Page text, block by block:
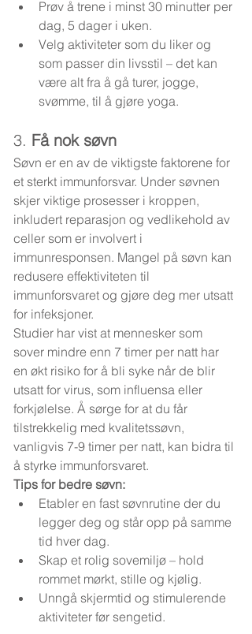
Prøv å trene i minst 30 minutter per
dag, 5 dager i uken.
Velg aktiviteter som du liker og
som passer din livsstil – det kan
være alt fra å gå turer, jogge,
svømme, til å gjøre yoga.
3. Få nok søvn
Søvn er en av de viktigste faktorene for
et sterkt immunforsvar. Under søvnen
skjer viktige prosesser i kroppen,
inkludert reparasjon og vedlikehold av
celler som er involvert i
immunresponsen. Mangel på søvn kan
redusere effektiviteten til
immunforsvaret og gjøre deg mer utsatt
for infeksjoner.
Studier har vist at mennesker som
sover mindre enn 7 timer per natt har
en økt risiko for å bli syke når de blir
utsatt for virus, som influensa eller
forkjølelse. Å sørge for at du får
tilstrekkelig med kvalitetssøvn,
vanligvis 7-9 timer per natt, kan bidra til
å styrke immunforsvaret.
Tips for bedre søvn:
Etabler en fast søvnrutine der du
legger deg og står opp på samme
tid hver dag.
Skap et rolig sovemiljø – hold
rommet mørkt, stille og kjølig.
Unngå skjermtid og stimulerende
aktiviteter før sengetid.